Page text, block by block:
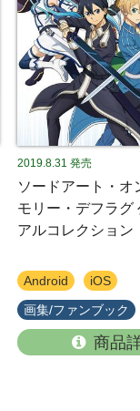
2019.8.31 発売
ソードアート・オ
モリー・デフラグ
アルコレクション
Android iOS
画集/ファンブック
商品